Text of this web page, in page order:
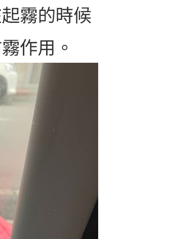
霧的時候
作用。